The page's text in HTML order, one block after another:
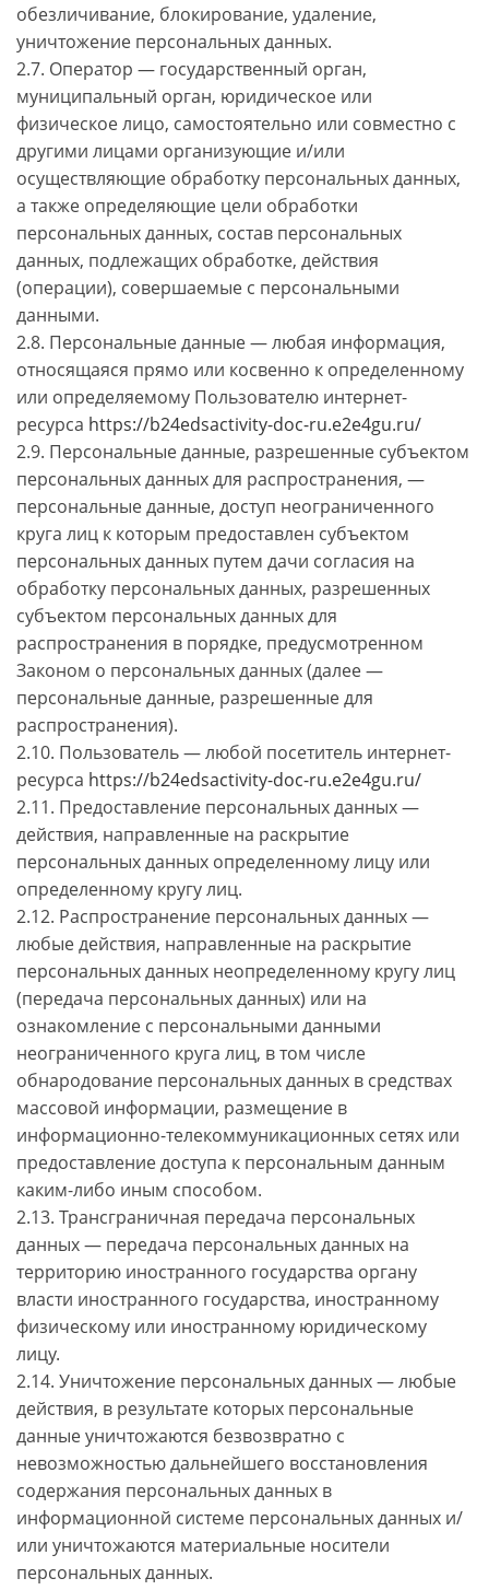
обезличивание, блокирование, удаление,
уничтожение персональных данных.
2.7. Оператор — государственный орган,
муниципальный орган, юридическое или
физическое лицо, самостоятельно или совместно с
другими лицами организующие и/или
осуществляющие обработку персональных данных,
а также определяющие цели обработки
персональных данных, состав персональных
данных, подлежащих обработке, действия
(операции), совершаемые с персональными
данными.
2.8. Персональные данные — любая информация,
относящаяся прямо или косвенно к определенному
или определяемому Пользователю интернет-
ресурса https://b24edsactivity-doc-ru.e2e4gu.ru/
2.9. Персональные данные, разрешенные субъектом
персональных данных для распространения, —
персональные данные, доступ неограниченного
круга лиц к которым предоставлен субъектом
персональных данных путем дачи согласия на
обработку персональных данных, разрешенных
субъектом персональных данных для
распространения в порядке, предусмотренном
Законом о персональных данных (далее —
персональные данные, разрешенные для
распространения).
2.10. Пользователь — любой посетитель интернет-
ресурса https://b24edsactivity-doc-ru.e2e4gu.ru/
2.11. Предоставление персональных данных —
действия, направленные на раскрытие
персональных данных определенному лицу или
определенному кругу лиц.
2.12. Распространение персональных данных —
любые действия, направленные на раскрытие
персональных данных неопределенному кругу лиц
(передача персональных данных) или на
ознакомление с персональными данными
неограниченного круга лиц, в том числе
обнародование персональных данных в средствах
массовой информации, размещение в
информационно-телекоммуникационных сетях или
предоставление доступа к персональным данным
каким-либо иным способом.
2.13. Трансграничная передача персональных
данных — передача персональных данных на
территорию иностранного государства органу
власти иностранного государства, иностранному
физическому или иностранному юридическому
лицу.
2.14. Уничтожение персональных данных — любые
действия, в результате которых персональные
данные уничтожаются безвозвратно с
невозможностью дальнейшего восстановления
содержания персональных данных в
информационной системе персональных данных и/
или уничтожаются материальные носители
персональных данных.